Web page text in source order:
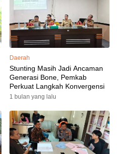
Daerah
Stunting Masih Jadi Ancaman
Generasi Bone, Pemkab
Perkuat Langkah Konvergensi
1 bulan yang lalu